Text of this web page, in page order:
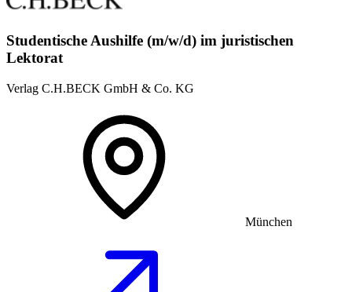
Studentische Aushilfe (m/w/d) im juristischen
Lektorat
Verlag C.H.BECK GmbH & Co. KG
München